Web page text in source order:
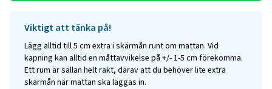
Viktigt att tänka på!
Lägg alltid till 5 cm extra i skärmån runt om mattan. Vid
kapning kan alltid en måttavvikelse på +/- 1-5 cm förekomma.
Ett rum är sällan helt rakt, därav att du behöver lite extra
skärmån när mattan ska läggas in.